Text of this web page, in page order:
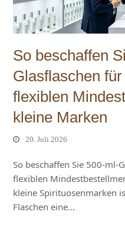
So beschaffen
Glasflaschen
flexiblen
kleine Marken
20. Juli 2026
So beschaffen Sie 500-ml-
flexiblen
kleine Spirituosenmarken
Flaschen eine…